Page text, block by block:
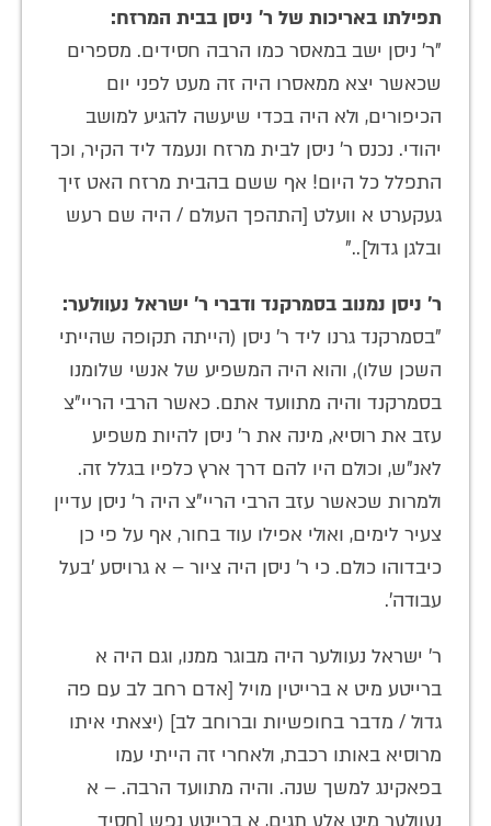
תפילתו באריכות של ר' ניסן בבית המרזח:
"ר' ניסן ישב במאסר כמו הרבה חסידים. מספרים
שכאשר יצא ממאסרו היה זה מעט לפני יום
הכיפורים, ולא היה בכדי שיעשה להגיע למושב
יהודי. נכנס ר' ניסן לבית מרזח ונעמד ליד הקיר, וכך
התפלל כל היום! אף ששם בהבית מרזח האט זיך
געקערט א וועלט [התהפך העולם / היה שם רעש
ובלגן גדול].."
ר' ניסן נמנוב בסמרקנד ודברי ר' ישראל נעוולער:
"בסמרקנד גרנו ליד ר' ניסן (הייתה תקופה שהייתי
השכן שלו), והוא היה המשפיע של אנשי שלומנו
בסמרקנד והיה מתוועד אתם. כאשר הרבי הריי"צ
עזב את רוסיא, מינה את ר' ניסן להיות משפיע
לאנ"ש, וכולם היו להם דרך ארץ כלפיו בגלל זה.
ולמרות שכאשר עזב הרבי הריי"צ היה ר' ניסן עדיין
צעיר לימים, ואולי אפילו עוד בחור, אף על פי כן
כיבדוהו כולם. כי ר' ניסן היה ציור – א גרויסע 'בעל
עבודה'.
ר' ישראל נעוולער היה מבוגר ממנו, וגם היה א
ברייטע מיט א ברייטין מויל [אדם רחב לב עם פה
גדול / מדבר בחופשיות וברוחב לב] (יצאתי איתו
מרוסיא באותו רכבת, ולאחרי זה הייתי עמו
בפאקינג למשך שנה. והיה מתוועד הרבה. – א